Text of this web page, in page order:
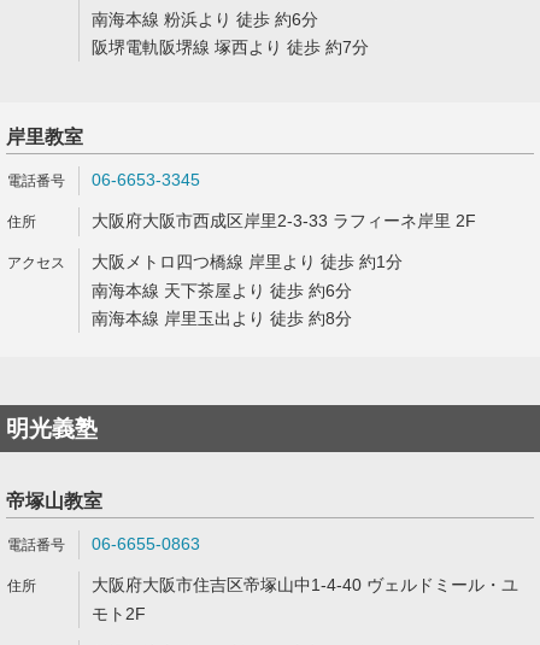
南海本線 粉浜より 徒歩 約6分
阪堺電軌阪堺線 塚西より 徒歩 約7分
岸里教室
06-6653-3345
大阪府大阪市西成区岸里2-3-33 ラフィーネ岸里 2F
大阪メトロ四つ橋線 岸里より 徒歩 約1分
南海本線 天下茶屋より 徒歩 約6分
南海本線 岸里玉出より 徒歩 約8分
明光義塾
帝塚山教室
06-6655-0863
大阪府大阪市住吉区帝塚山中1-4-40 ヴェルドミール・ユ
モト2F